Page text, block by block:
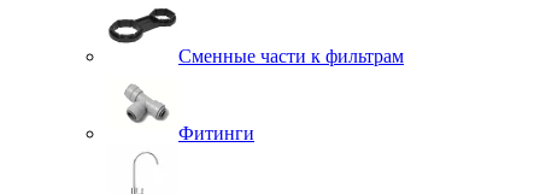
Сменные части к фильтрам
Фитинги